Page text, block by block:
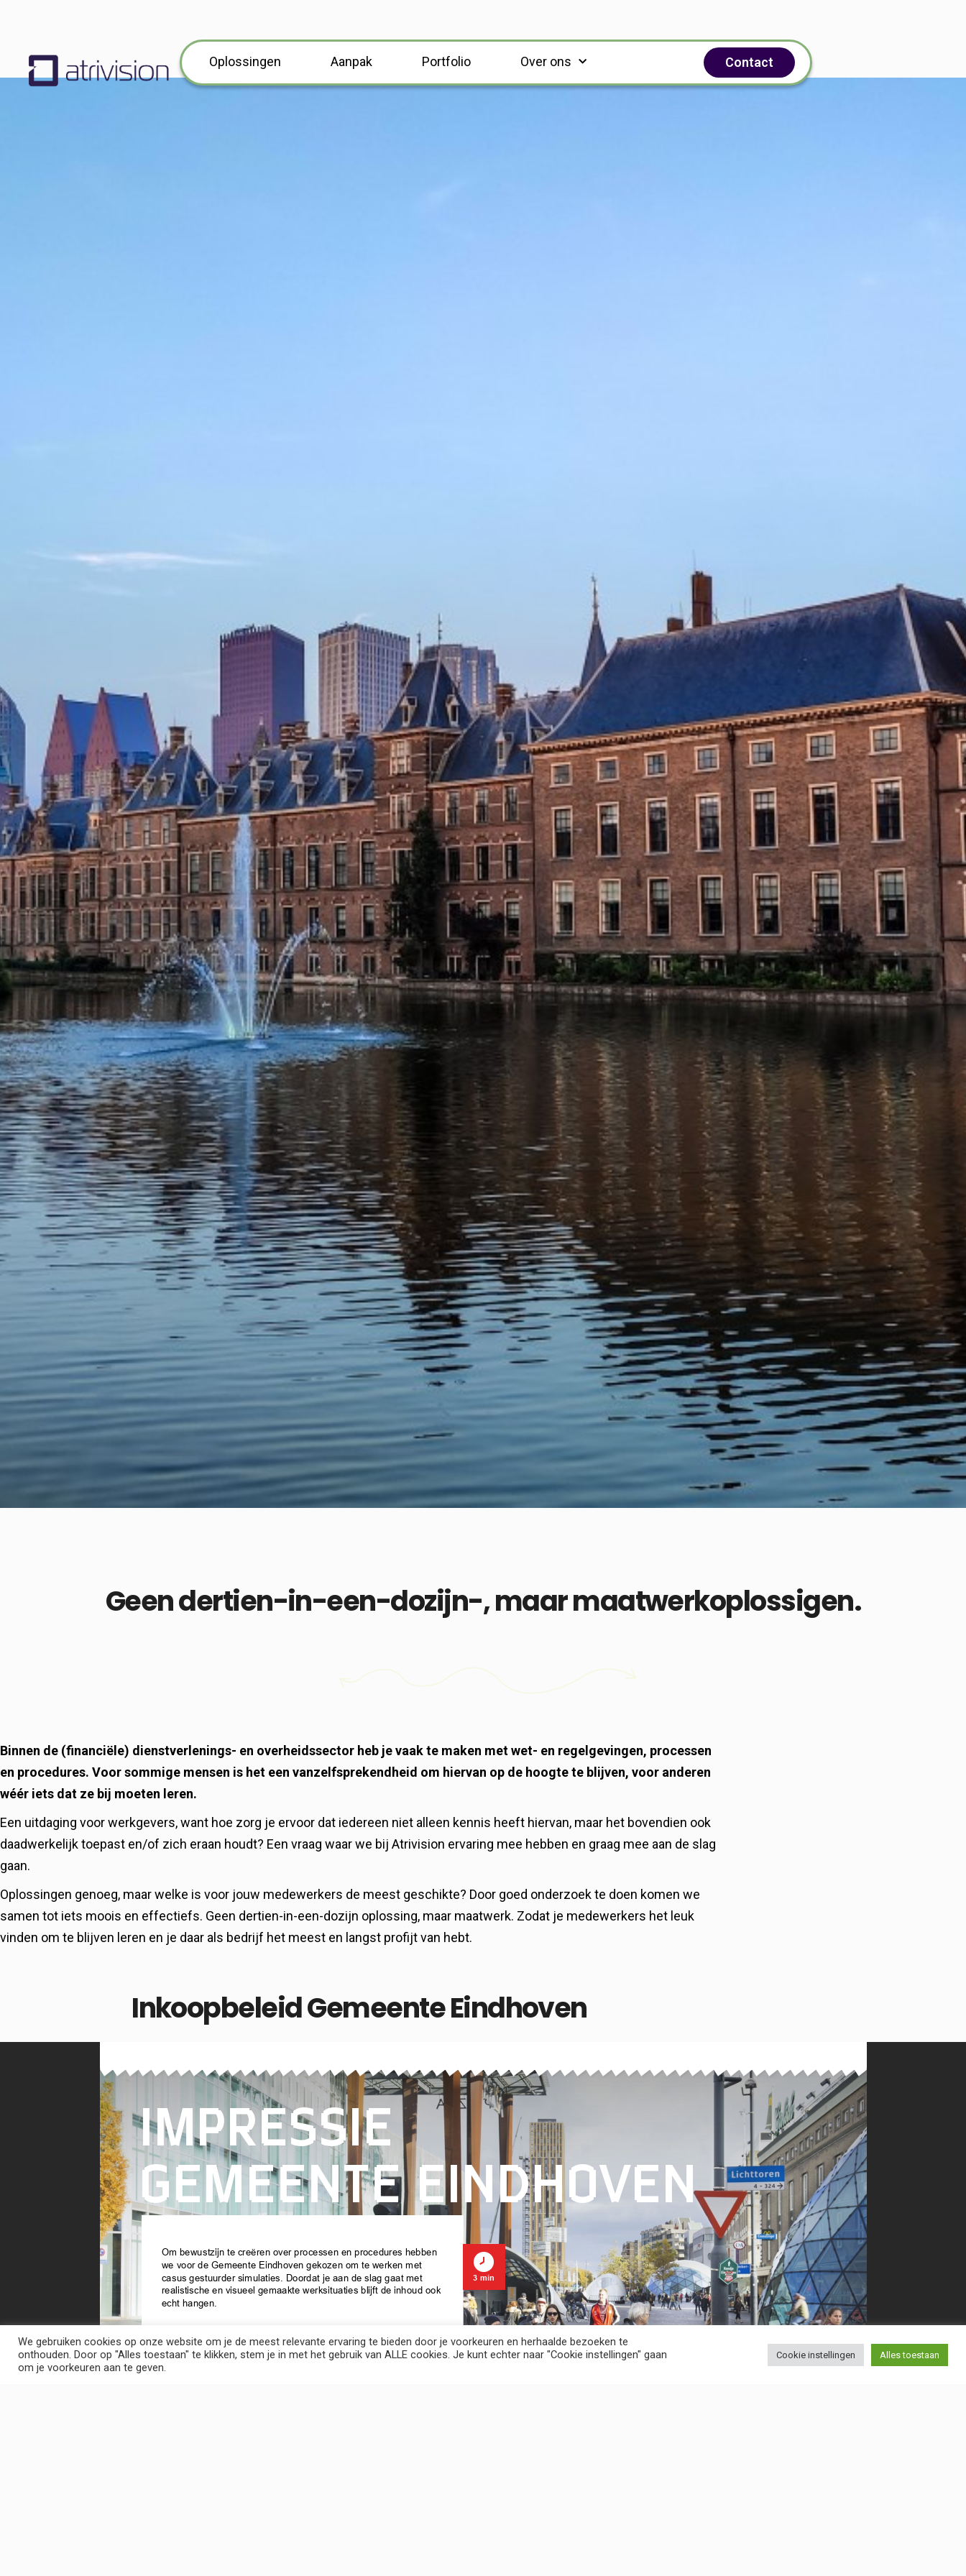
Oplossingen Aanpak Portfolio Over ons Contact
Geen dertien-in-een-dozijn-, maar maatwerkoplossigen.
Binnen de (financiële) dienstverlenings- en overheidssector heb je vaak te maken met wet- en regelgevingen, processen
en procedures. Voor sommige mensen is het een vanzelfsprekendheid om hiervan op de hoogte te blijven, voor anderen
wéér iets dat ze bij moeten leren.
Een uitdaging voor werkgevers, want hoe zorg je ervoor dat iedereen niet alleen kennis heeft hiervan, maar het bovendien ook
daadwerkelijk toepast en/of zich eraan houdt? Een vraag waar we bij Atrivision ervaring mee hebben en graag mee aan de slag
gaan.
Oplossingen genoeg, maar welke is voor jouw medewerkers de meest geschikte? Door goed onderzoek te doen komen we
samen tot iets moois en effectiefs. Geen dertien-in-een-dozijn oplossing, maar maatwerk. Zodat je medewerkers het leuk
vinden om te blijven leren en je daar als bedrijf het meest en langst profijt van hebt.
Inkoopbeleid Gemeente Eindhoven
We gebruiken cookies op onze website om je de meest relevante ervaring te bieden door je voorkeuren en herhaalde bezoeken te
onthouden. Door op "Alles toestaan" te klikken, stem je in met het gebruik van ALLE cookies. Je kunt echter naar "Cookie instellingen" gaan
om je voorkeuren aan te geven.
Cookie instellingen Alles toestaan